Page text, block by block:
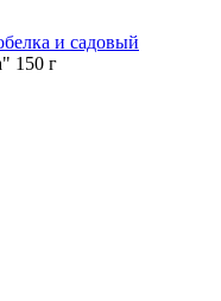
и садовый
150 г